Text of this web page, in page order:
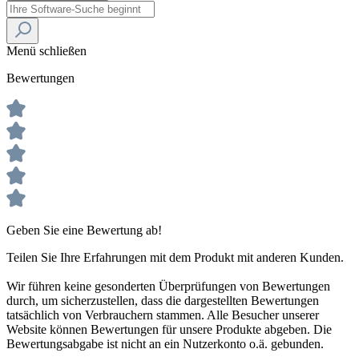
Menü schließen
Bewertungen
Geben Sie eine Bewertung ab!
Teilen Sie Ihre Erfahrungen mit dem Produkt mit anderen Kunden.
Wir führen keine gesonderten Überprüfungen von Bewertungen
durch, um sicherzustellen, dass die dargestellten Bewertungen
tatsächlich von Verbrauchern stammen. Alle Besucher unserer
Website können Bewertungen für unsere Produkte abgeben. Die
Bewertungsabgabe ist nicht an ein Nutzerkonto o.ä. gebunden.